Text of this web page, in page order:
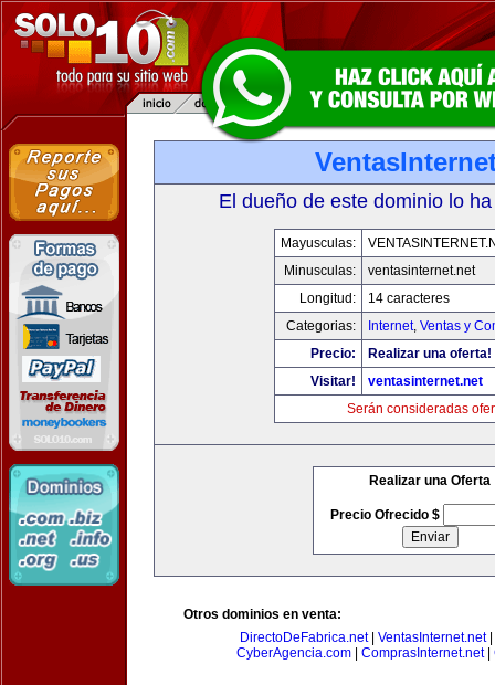
El dueño de este dominio lo
Mayusculas:
Minusculas:
ventasinternet.net
Longitud:
14 caracteres
Categorias:
Internet, Ventas y
Precio:
Realizar una oferta!
Visitar!
ventasinternet.net
Serán consideradas
Realizar una Oferta
Precio Ofrecido $
Otros dominios en venta:
DirectoDeFabrica.net| VentasInternet.net|
CyberAgencia.com| ComprasInternet.net|